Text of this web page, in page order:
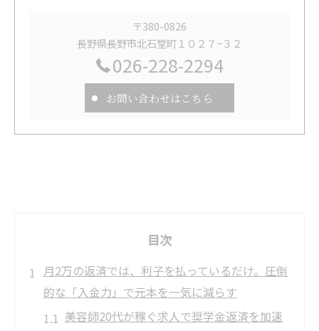
〒380-0826
長野県長野市北石堂町１０２７−３２
026-228-2294
お問い合わせはこちら
目次
月2万の返済では、利子を払っているだけ。圧倒
的な「入金力」で元本を一気に減らす
美容師20代が稼ぐ求人で奨学金返済を加速